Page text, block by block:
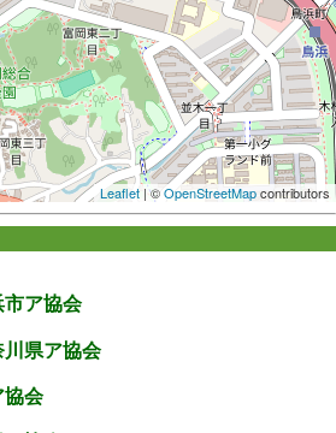
Leaflet | ©OpenStreetMapcontributors
市ア協会
県ア協会
協会